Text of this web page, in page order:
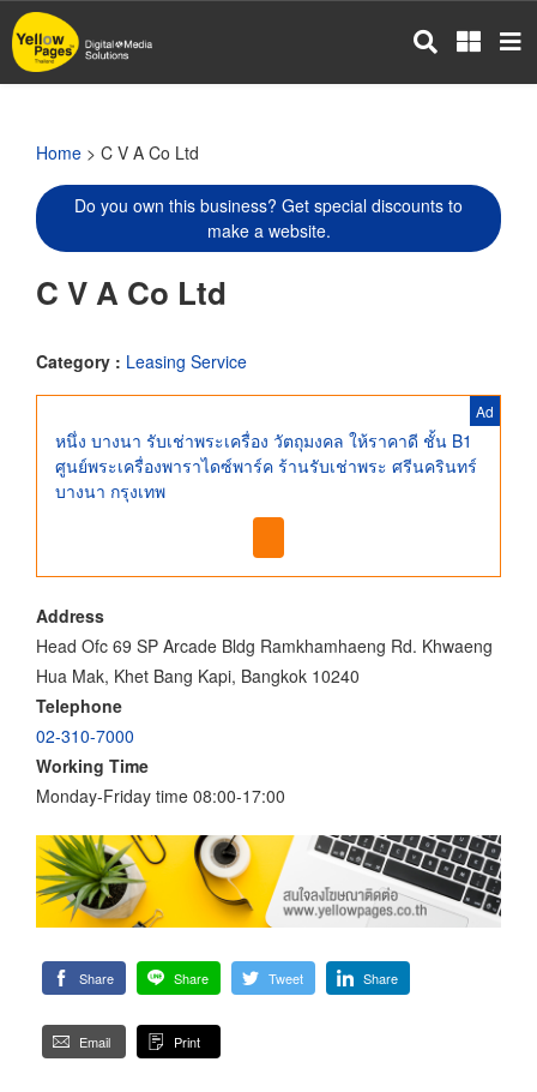
Skip
to
main
Home > C V A Co Ltd
Do you own this business? Get special discounts to
make a website.
C V A Co Ltd
Category : Leasing Service
Ad
หนึ่ง บางนา รับเช่าพระเครื่อง วัตถุมงคล ให้ราคาดี ชั้น B1
ศูนย์พระเครื่องพาราไดซ์พาร์ค ร้านรับเช่าพระ ศรีนครินทร์
บางนา กรุงเทพ
Address
Head Ofc 69 SP Arcade Bldg Ramkhamhaeng Rd. Khwaeng
Hua Mak, Khet Bang Kapi, Bangkok 10240
Telephone
02-310-7000
Working Time
Monday-Friday time 08:00-17:00
Share Share Tweet Share
Email Print